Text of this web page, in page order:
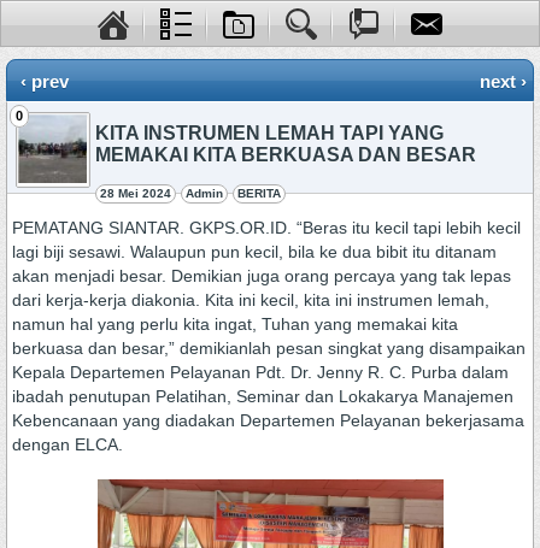
‹ prev next ›
0
KITA INSTRUMEN LEMAH TAPI YANG
MEMAKAI KITA BERKUASA DAN BESAR
28 Mei 2024 Admin BERITA
PEMATANG SIANTAR. GKPS.OR.ID. “Beras itu kecil tapi lebih kecil
lagi biji sesawi. Walaupun pun kecil, bila ke dua bibit itu ditanam
akan menjadi besar. Demikian juga orang percaya yang tak lepas
dari kerja-kerja diakonia. Kita ini kecil, kita ini instrumen lemah,
namun hal yang perlu kita ingat, Tuhan yang memakai kita
berkuasa dan besar,” demikianlah pesan singkat yang disampaikan
Kepala Departemen Pelayanan Pdt. Dr. Jenny R. C. Purba dalam
ibadah penutupan Pelatihan, Seminar dan Lokakarya Manajemen
Kebencanaan yang diadakan Departemen Pelayanan bekerjasama
dengan ELCA.